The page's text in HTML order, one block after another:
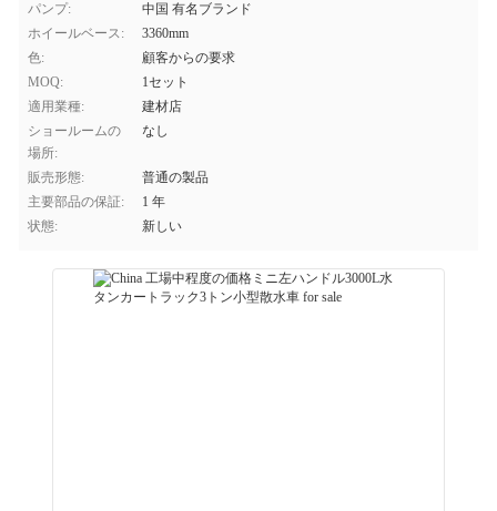
パンプ:
中国 有名ブランド
ホイールベース:
3360mm
色:
顧客からの要求
MOQ:
1セット
適用業種:
建材店
ショールームの
場所:
なし
販売形態:
普通の製品
主要部品の保証:
1 年
状態:
新しい